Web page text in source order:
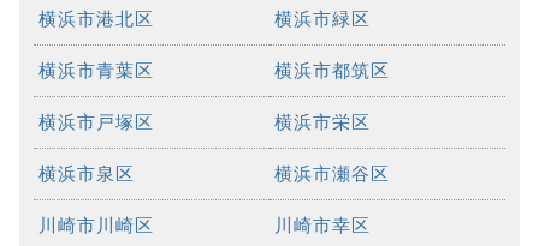
横浜市港北区 横浜市緑区
横浜市青葉区 横浜市都筑区
横浜市戸塚区 横浜市栄区
横浜市泉区 横浜市瀬谷区
川崎市川崎区 川崎市幸区